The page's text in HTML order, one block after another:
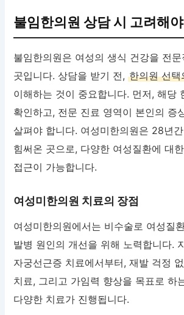
불임한의원 상담 시 고려해
불임한의원은 여성의 생식 건강을 전
곳입니다. 상담을 받기 전,한의원 선택
이해하는 것이 중요합니다. 먼저, 해당
확인하고, 전문 진료 영역이 본인의 증
살펴야 합니다. 여성미한의원은 28년
힘써온 곳으로, 다양한 여성질환에 대
접근이 가능합니다.
여성미한의원 치료의 장점
여성미한의원에서는 비수술로 여성질
발병 원인의 개선을 위해 노력합니다.
자궁선근증 치료에서부터, 재발 걱정
치료, 그리고 가임력 향상을 목표로 하
다양한 치료가 진행됩니다.